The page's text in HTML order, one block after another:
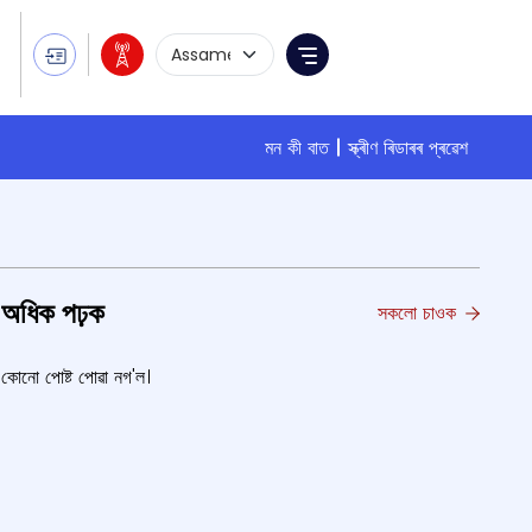
Language Selection
Menu
মন কী বাত স্ক্ৰীণ ৰিডাৰৰ প্ৰৱেশ
অধিক পঢ়ক সকলো চাওক
কোনো পোষ্ট পোৱা নগ'ল।